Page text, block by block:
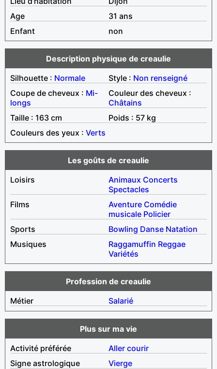
Age
31 ans
Enfant
non
Description physique de creaulie
Silhouette : Normale Style : Non renseigné
Coupe de cheveux : Mi-
longs
Couleur des cheveux :
Châtains
Taille : 163 cm
Poids : 57 kg
Couleurs des yeux : Verts
Les goûts de creaulie
Loisirs
Animaux Concerts
Spectacles
Films
Aventure Comédie
musicale Policier
Sports
Bowling Danse Natation
Musiques
Raggamuffin Reggae
Variétés
Profession de creaulie
Métier
Salarié
Plus sur ma vie
Activité préférée
Aller courir
Signe astrologique
Vierge